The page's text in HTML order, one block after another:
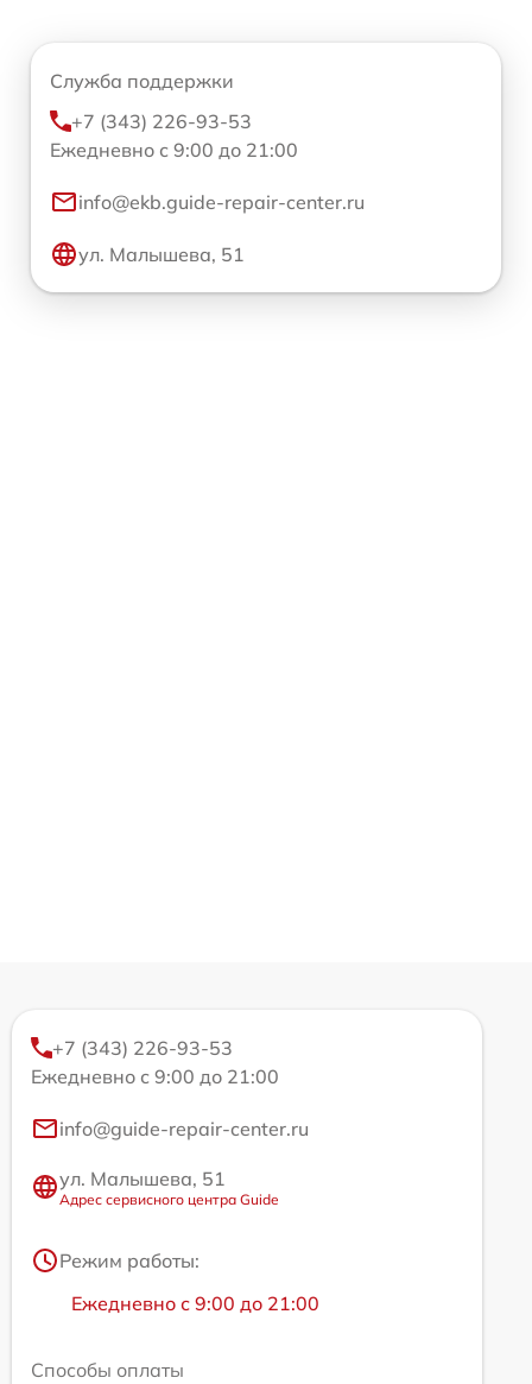
Служба поддержки
+7 (343) 226-93-53
Ежедневно с 9:00 до 21:00
info@ekb.guide-repair-center.ru
ул. Малышева, 51
+7 (343) 226-93-53
Ежедневно с 9:00 до 21:00
info@guide-repair-center.ru
ул. Малышева, 51
Адрес сервисного центра Guide
Режим работы:
Ежедневно с 9:00 до 21:00
Способы оплаты